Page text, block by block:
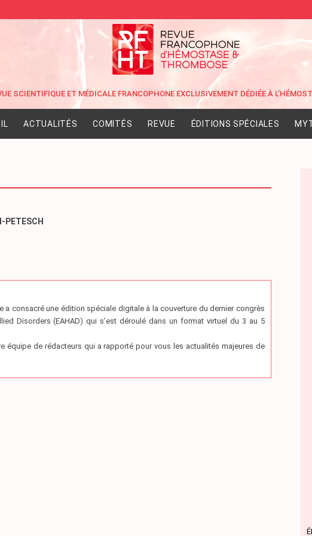
ACTUALITÉS COMITÉS REVUE ÉDITIONS SPÉCIALES
PETESCH
a consacré une édition spéciale digitale à la couverture du dernier congrès
Disorders (EAHAD) qui s’est déroulé dans un format virtuel du 3 au 5
équipe de rédacteurs qui a rapporté pour vous les actualités majeures de